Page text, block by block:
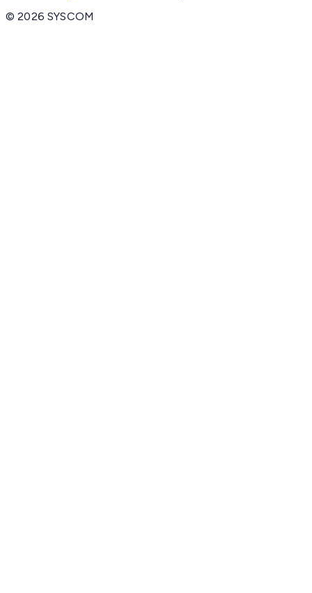
©2026 SYSCOM